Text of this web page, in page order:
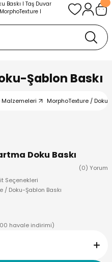
Şablon Baskı
MorphoTexture / Doku-
Doku Baskı
(0) Yorum
Seçenekleri
/ Doku-Şablon Baskı
havale indirimi)